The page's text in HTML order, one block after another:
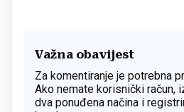
Važna obavijest
Za komentiranje je potrebna
Ako nemate korisnički račun,
dva ponuđena načina i